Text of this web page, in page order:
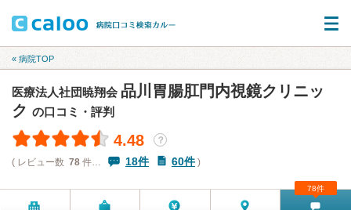
« 病院TOP
医療法人社団暁翔会 品川胃腸肛門内視鏡クリニッ
ク の口コミ・評判
4.48
？
( レビュー数 78 件… 18件 60件)
78件